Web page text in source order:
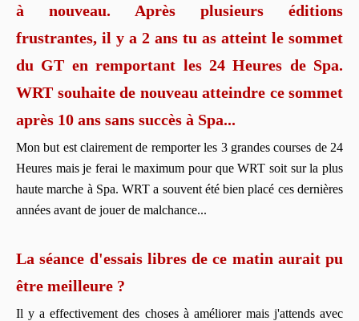
à nouveau. Après plusieurs éditions
frustrantes, il y a 2 ans tu as atteint le sommet
du GT en remportant les 24 Heures de Spa.
WRT souhaite de nouveau atteindre ce sommet
après 10 ans sans succès à Spa...
Mon but est clairement de remporter les 3 grandes courses de 24
Heures mais je ferai le maximum pour que WRT soit sur la plus
haute marche à Spa. WRT a souvent été bien placé ces dernières
années avant de jouer de malchance...
La séance d'essais libres de ce matin aurait pu
être meilleure ?
Il y a effectivement des choses à améliorer mais j'attends avec